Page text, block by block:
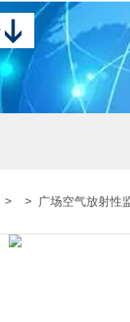
> 广场空气放射性